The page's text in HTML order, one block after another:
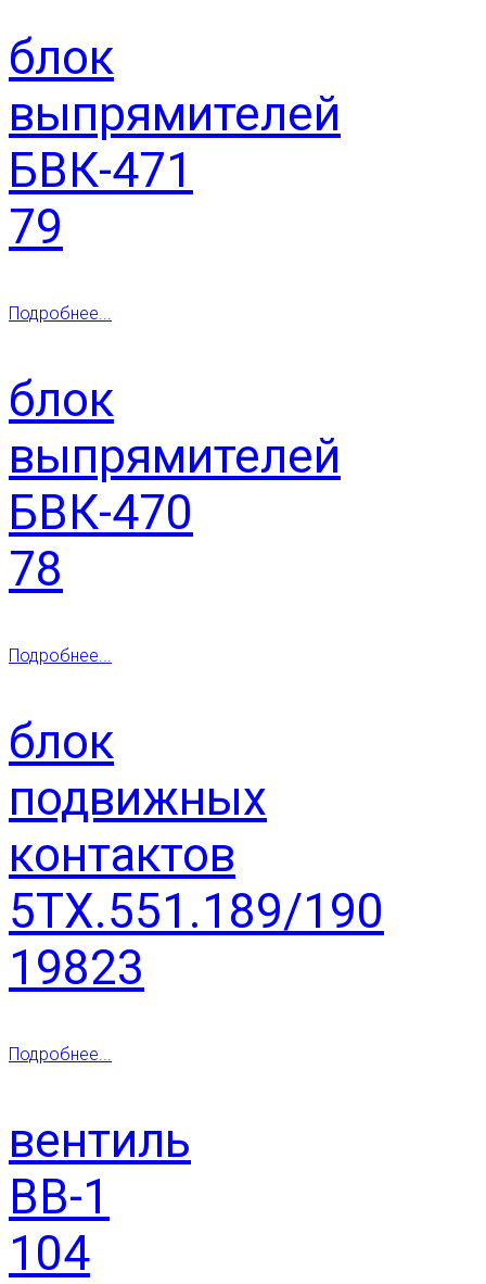
блок
выпрямителей
БВК-471
79
Подробнее...
блок
выпрямителей
БВК-470
78
Подробнее...
блок
подвижных
контактов
5ТХ.551.189/190
19823
Подробнее...
вентиль
ВВ-1
104